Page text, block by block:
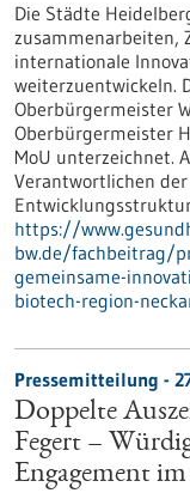
Die Städte
zusammenarbeiten,
internationale
weiterzuentwickeln.
Oberbürgermeister
Oberbürgermeister
MoU unterzeichnet.
Verantwortlichen
https://
bw.de/fachbeitrag/
gemeinsame-
biotech-region-
Pressemitteilung -
Doppelte
Fegert –
Engagement